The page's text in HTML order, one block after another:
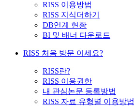
RISS 이용방법
RISS 지식더하기
DB연계 현황
BI 및 배너 다운로드
RISS 처음 방문 이세요?
RISS란?
RISS 이용권한
내 관심논문 등록방법
RISS 자료 유형별 이용방법